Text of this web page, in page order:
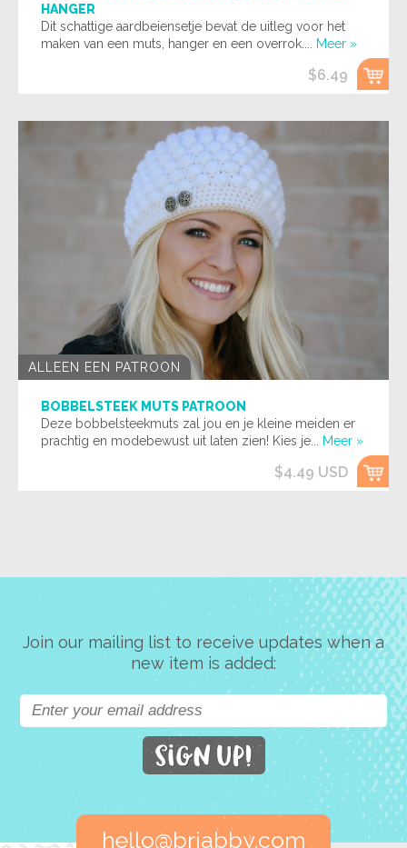
HANGER
Dit schattige aardbeiensetje bevat de uitleg voor het
maken van een muts, hanger en een overrok....
Meer »
$6.49
ALLEEN EEN PATROON
BOBBELSTEEK MUTS PATROON
Deze bobbelsteekmuts zal jou en je kleine meiden er
prachtig en modebewust uit laten zien! Kies je... Meer »
$4.49 USD
Join our mailing list to receive updates when a
new item is added:
hello@briabby.com